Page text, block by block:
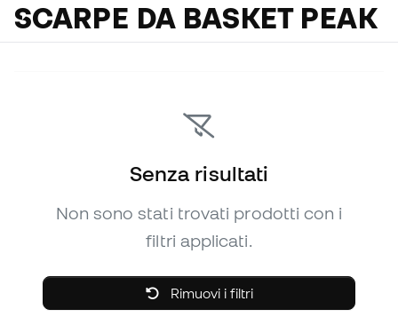
SCARPE DA BASKET PEAK
Senza risultati
Non sono stati trovati prodotti con i
filtri applicati.
Rimuovi i filtri